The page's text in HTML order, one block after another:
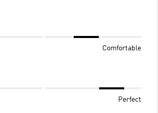
Comfortable
Perfect